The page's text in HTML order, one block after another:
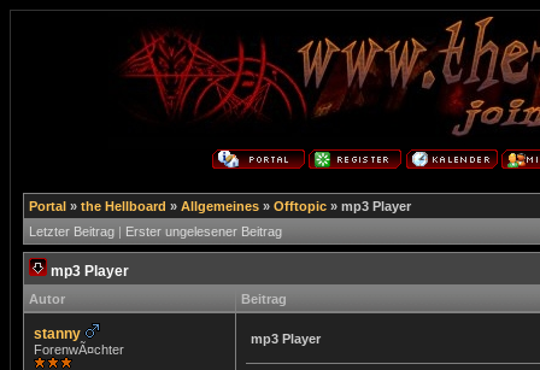
Portal » the Hellboard » Allgemeines » Offtopic » mp3 Player
Letzter Beitrag | Erster ungelesener Beitrag
mp3 Player
Autor Beitrag
stanny
ForenwÃ¤chter
mp3 Player